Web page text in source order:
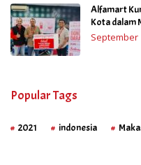
Alfamart
Kota dalam
September
Popular Tags
2021 indonesia